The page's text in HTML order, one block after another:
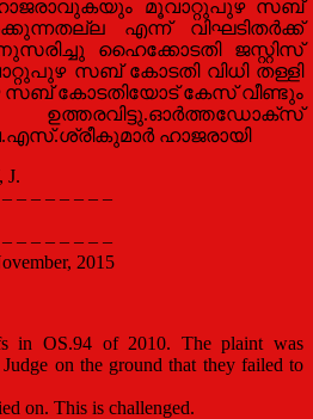
മൂവാറ്റുപുഴ സബ്
എന്ന് വിഘടിതര്‍ക്ക്
ഹൈക്കോടതി ജസ്റ്റിസ്
സബ് കോടതി വിധി തള്ളി
സബ് കോടതിയോട് കേസ് വീണ്ടും
ഉത്തരവിട്ടു.ഓര്‍ത്തഡോക്സ്
ഹാജരായി
J.
– – – – – – –
– – – – – – –
2015
in OS.94 of 2010. The plaint was
on the ground that they failed to
on. This is challenged.